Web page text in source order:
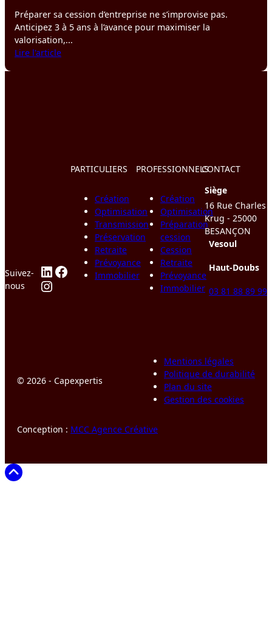
Préparer sa cession d’entreprise ne s’improvise pas.
Anticipez 3 à 5 ans à l’avance pour maximiser la
valorisation,...
Lire l'article:
Suivez-
nous
LinkedIn
Facebook
Instagram
PARTICULIERS
Création
Optimisation
Transmission
Préservation
Retraite
Prévoyance
Immobilier
PROFESSIONNELS
Création
Optimisation
Préparation
cession
Cession
Retraite
Prévoyance
Immobilier
CONTACT
Siège
16 Rue Charles
Krug - 25000
BESANÇON
Vesoul
Haut-Doubs
03 81 88 89 99
© 2026 - Capexpertis
Mentions légales
Politique de durabilité
Plan du site
Gestion des cookies
Conception : MCC Agence Créative